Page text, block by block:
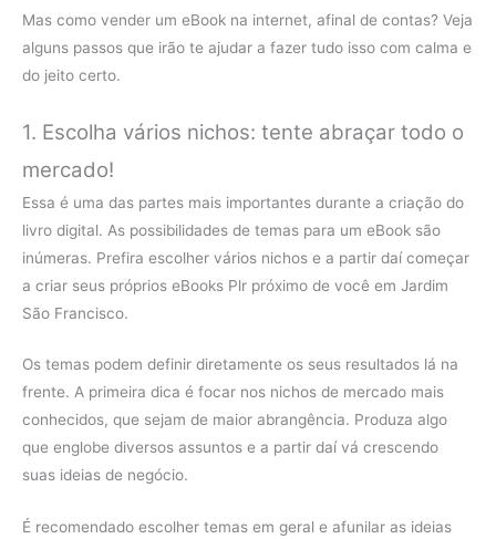
Mas como vender um eBook na internet, afinal de contas? Veja
alguns passos que irão te ajudar a fazer tudo isso com calma e
do jeito certo.
1. Escolha vários nichos: tente abraçar todo o
mercado!
Essa é uma das partes mais importantes durante a criação do
livro digital. As possibilidades de temas para um eBook são
inúmeras. Prefira escolher vários nichos e a partir daí começar
a criar seus próprios eBooks Plr próximo de você em Jardim
São Francisco.
Os temas podem definir diretamente os seus resultados lá na
frente. A primeira dica é focar nos nichos de mercado mais
conhecidos, que sejam de maior abrangência. Produza algo
que englobe diversos assuntos e a partir daí vá crescendo
suas ideias de negócio.
É recomendado escolher temas em geral e afunilar as ideias